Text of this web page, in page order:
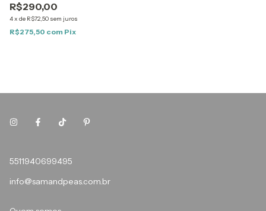
R$290,00
4x de R$72,50 sem juros
R$275,50 com Pix
5511940699495
info@samandpeas.com.br